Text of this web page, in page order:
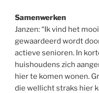
Samenwerken
Janzen: “Ik vind het
gewaardeerd wordt
actieve senioren. In
huishoudens zich
hier te komen wonen.
die wellicht straks hier